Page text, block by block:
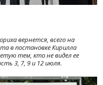
вернется, всего на
в постановке Кирилла
тем, кто не видел ее
3, 7, 9 и 12 июля.